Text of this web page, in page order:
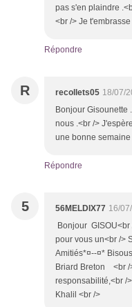
pas s'en plaindre
<br /> Je
Répondre
R recollets05 18/07/
Bonjour Gisounette
nous .<br />
une bonne
Répondre
5 56MELDIX77 16/
Bonjour
pour vous un<br />
Amitiés*¤--¤*
Briard Breton <br /
responsabilité,<br /
Khalil <br />